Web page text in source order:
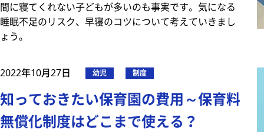
間に寝てくれない子どもが多いのも事実です。気になる
睡眠不足のリスク、早寝のコツについて考えていきまし
ょう。
2022年10月27日 幼児 制度
知っておきたい保育園の費用～保育料
無償化制度はどこまで使える？